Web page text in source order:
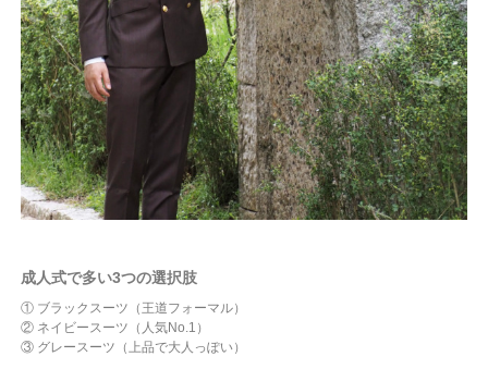
成人式で多い3つの選択肢
① ブラックスーツ（王道フォーマル）
② ネイビースーツ（人気No.1）
③ グレースーツ（上品で大人っぽい）